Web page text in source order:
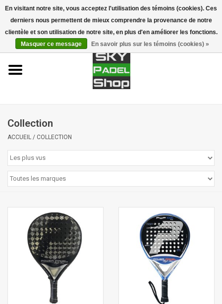
Accueil
Raquettes
Marques
Collection
ACCUEIL / COLLECTION
En visitant notre site, vous acceptez l'utilisation des témoins (cookies). Ces
derniers nous permettent de mieux comprendre la provenance de notre
clientèle et son utilisation de notre site, en plus d'en améliorer les fonctions.
Masquer ce message
En savoir plus sur les témoins (cookies) »